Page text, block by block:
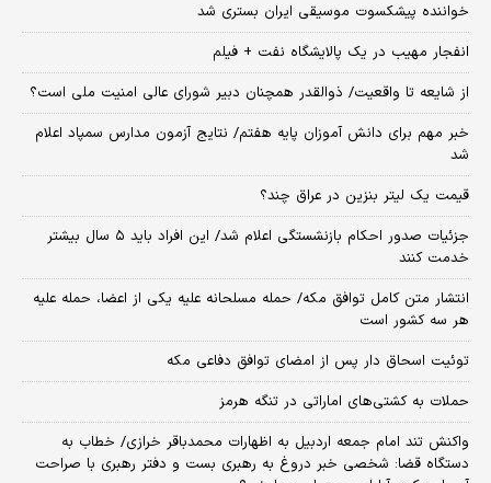
خواننده پیشکسوت موسیقی ایران بستری شد
انفجار مهیب در یک پالایشگاه نفت + فیلم
از شایعه تا واقعیت/ ذوالقدر همچنان دبیر شورای ‌عالی امنیت ملی است؟
خبر مهم برای دانش آموزان پایه هفتم/ نتایج آزمون مدارس سمپاد اعلام
شد
قیمت یک لیتر بنزین در عراق چند؟
جزئیات صدور احکام بازنشستگی اعلام شد/ این افراد باید ۵ سال بیشتر
خدمت کنند
انتشار متن کامل توافق مکه/ حمله مسلحانه علیه یکی از اعضا، حمله علیه
هر سه کشور است
توئیت اسحاق دار پس از امضای توافق دفاعی مکه
حملات به کشتی‌های اماراتی در تنگه هرمز
واکنش تند امام جمعه اردبیل به اظهارات محمدباقر خرازی/ خطاب به
دستگاه قضا: شخصی خبر دروغ به رهبری بست و دفتر رهبری با صراحت